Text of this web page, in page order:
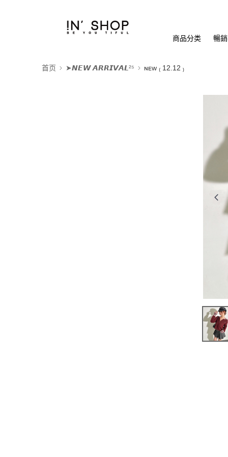
商品分类 暢
首页 ➤𝙉𝙀𝙒 𝘼𝙍𝙍𝙄𝙑𝘼𝙇²⁵ ɴᴇᴡ ₍ 12.12 ₎